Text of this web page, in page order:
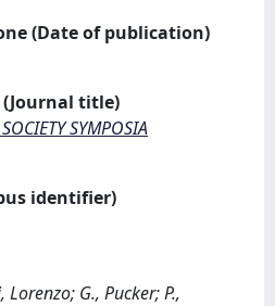
(Date of publication)
title)
SYMPOSIA
identifier)
G., Pucker; P.,